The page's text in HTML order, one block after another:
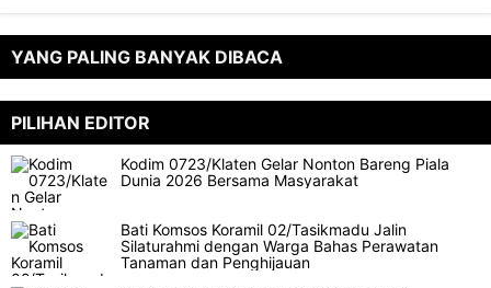
YANG PALING BANYAK DIBACA
PILIHAN EDITOR
Kodim 0723/Klaten Gelar Nonton Bareng Piala
Dunia 2026 Bersama Masyarakat
Bati Komsos Koramil 02/Tasikmadu Jalin
Silaturahmi dengan Warga Bahas Perawatan
Tanaman dan Penghijauan